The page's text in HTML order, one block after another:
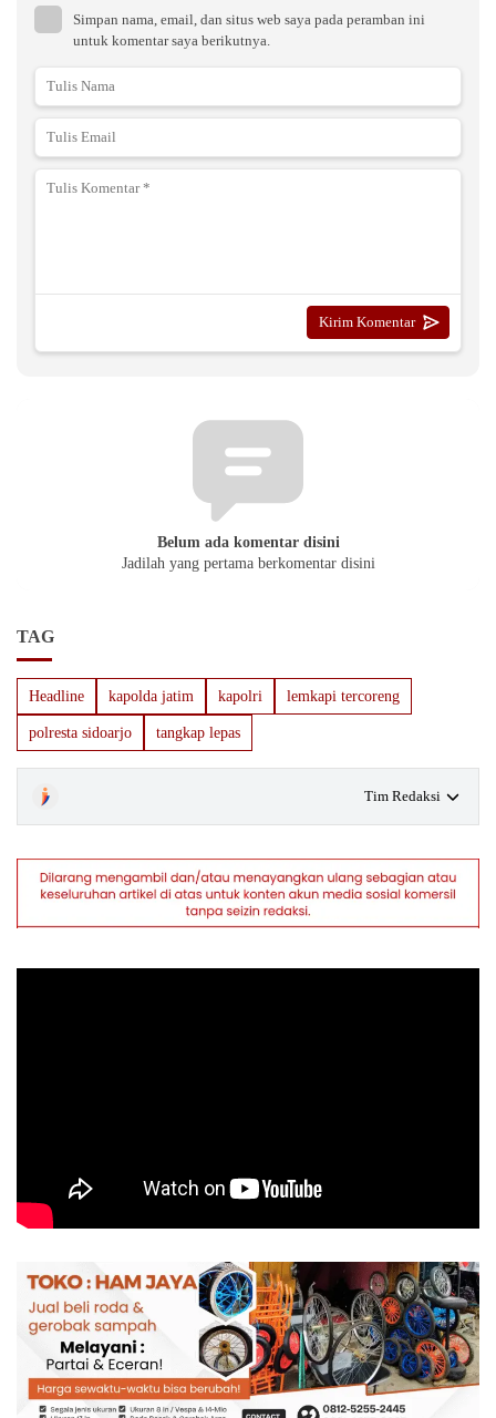
Simpan nama, email, dan situs web saya pada peramban ini
untuk komentar saya berikutnya.
Belum ada komentar disini
Jadilah yang pertama berkomentar disini
TAG
Headline kapolda jatim kapolri lemkapi tercoreng
polresta sidoarjo tangkap lepas
Tim Redaksi